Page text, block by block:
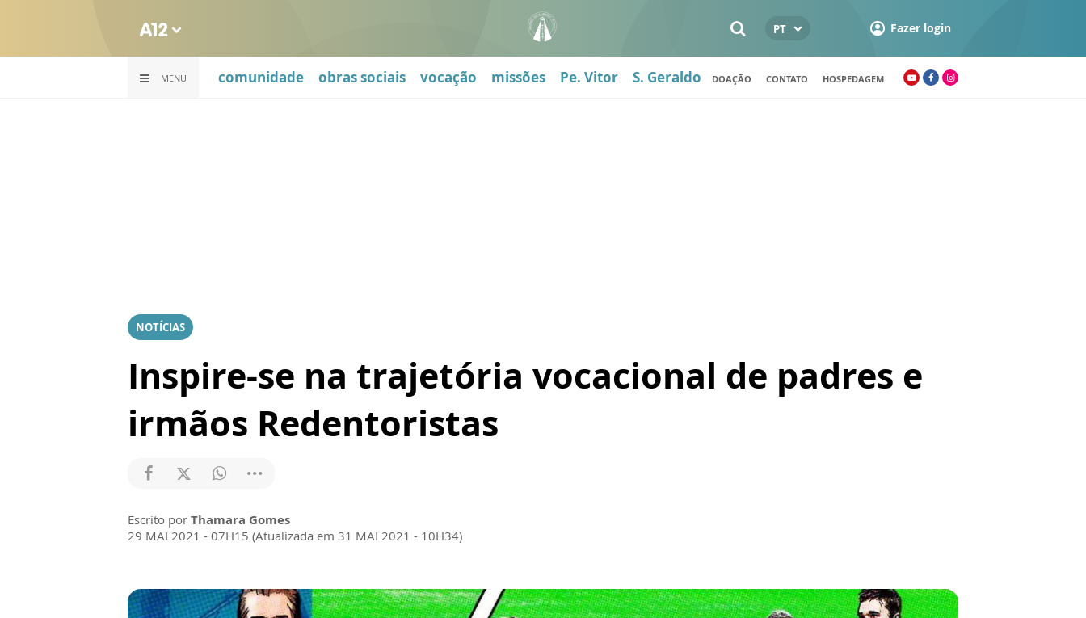
PT Fazer login
MENU comunidade obras sociais vocação missões Pe. Vitor S. Geraldo DOAÇÃO CONTATO HOSPEDAGEM
NOTÍCIAS
Inspire-se na trajetória vocacional de padres e
irmãos Redentoristas
Escrito por Thamara Gomes
29 MAI 2021 - 07H15 (Atualizada em 31 MAI 2021 - 10H34)